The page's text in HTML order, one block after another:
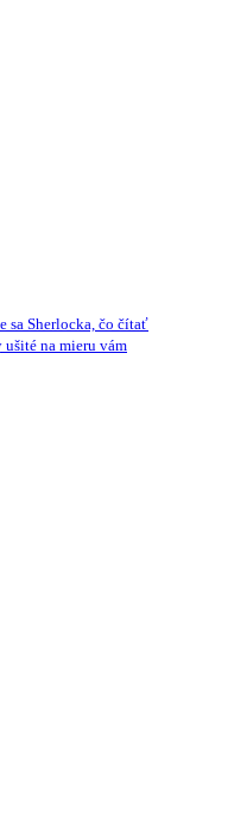
sa Sherlocka, čo čítať
na mieru vám